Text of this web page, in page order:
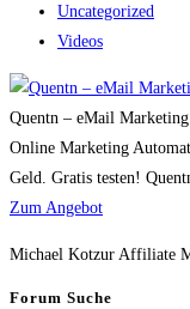
Uncategorized
Videos
Quentn – eMail
Online Marketing
Geld. Gratis testen!
Zum Angebot
Michael Kotzur Affiliate
Forum Suche